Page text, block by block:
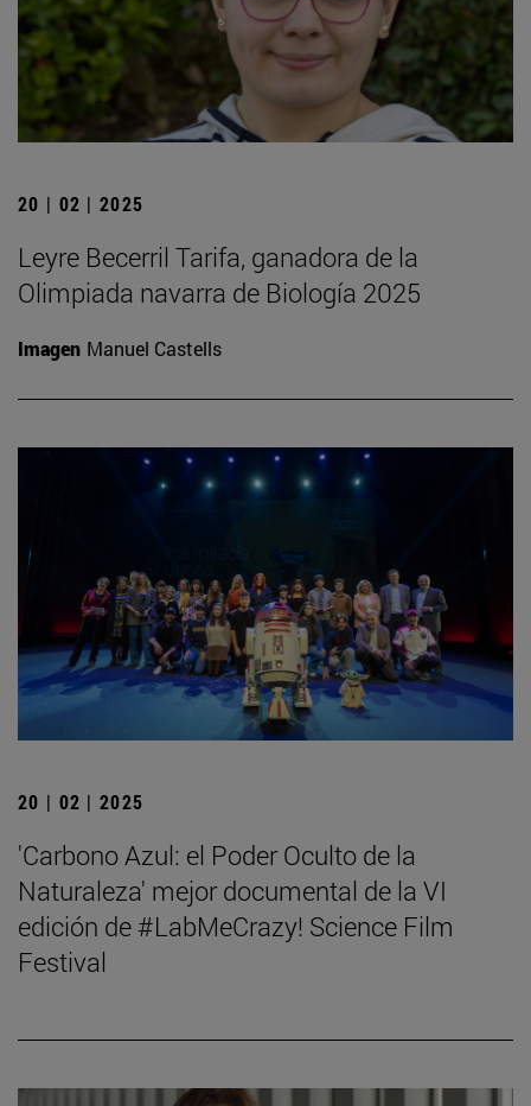
20 | 02 | 2025
Leyre Becerril Tarifa, ganadora de la
Olimpiada navarra de Biología 2025
Imagen Manuel Castells
20 | 02 | 2025
'Carbono Azul: el Poder Oculto de la
Naturaleza' mejor documental de la VI
edición de #LabMeCrazy! Science Film
Festival